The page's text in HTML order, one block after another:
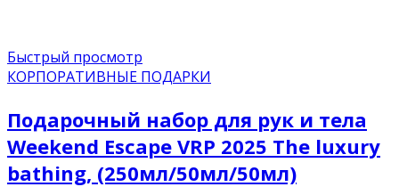
Быстрый просмотр
КОРПОРАТИВНЫЕ ПОДАРКИ
Подарочный набор для рук и тела
Weekend Escape VRP 2025 The luxury
bathing, (250мл/50мл/50мл)